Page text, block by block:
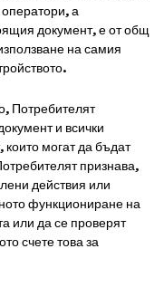
оператори, а
документ, е от общ
на самия
Потребителят
и всички
които могат да бъдат
признава,
действия или
функциониране на
или да се проверят
счете това за